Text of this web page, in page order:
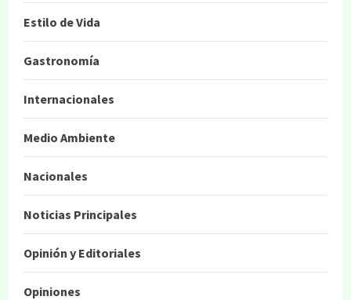
Estilo de Vida
Gastronomía
Internacionales
Medio Ambiente
Nacionales
Noticias Principales
Opinión y Editoriales
Opiniones